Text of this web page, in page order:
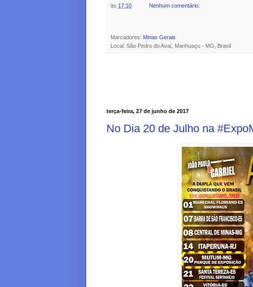
às 17:10 Nenhum comentário:
Marcadores: Minas Gerais
Local: São Pedro do Avaí, Manhuaçu - MG, Brasil
terça-feira, 27 de junho de 2017
No Dia 20 de Julho na